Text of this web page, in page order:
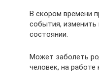
В скором времени
события,
состоянии.
Может заболеть
человек, на работе